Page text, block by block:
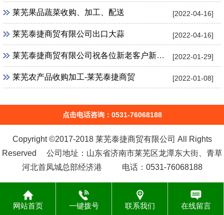
[2022-04-16]
莱芜果品蔬菜收购、加工、配送
[2022-04-16]
莱芜泰捷商贸有限公司出口大蒜
[2022-01-29]
莱芜泰捷商贸有限公司祝各位新老客户新春快乐阖家幸福！
[2022-01-08]
莱芜农产品收购加工-莱芜泰捷商贸
点击电话咨询：0531-76068188
Copyright ©2017-2018 莱芜泰捷商贸有限公司 All Rights
Reserved 公司地址：山东省济南市莱芜区龙潭东大街、青草
河北首凤城总部经济港 电话：0531-76068188
网站首页 一键拨号 联系我们 在线留言